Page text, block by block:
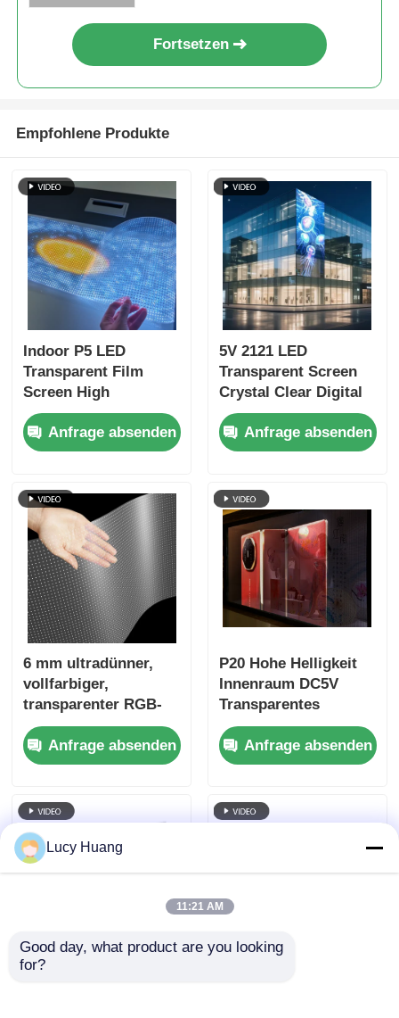
Fortsetzen
Empfohlene Produkte
Indoor P5 LED
Transparent Film
Screen High
Definition
Klebebildschirm für
Glasfenster
Werbung
Anfrage absenden
5V 2121 LED
Transparent Screen
Crystal Clear Digital
Media Display for
Retail Storefront Glas
Ausstellungszentrum
und Luxury Brand
Showcase
Anfrage absenden
6 mm ultradünner,
vollfarbiger,
transparenter RGB-
LED-
Folienbildschirm,
kundenspezifische
hochtransparente,
flexible LED-Folie für
kommerzielle
Schaufensterwerbung
Anfrage absenden
P20 Hohe Helligkeit
Innenraum DC5V
Transparentes
Fenster LED-Display
Gute Qualität Pantalla
LED Transparentes
Anfrage absenden
Lucy Huang
11:21 AM
Good day, what product are you looking
for?